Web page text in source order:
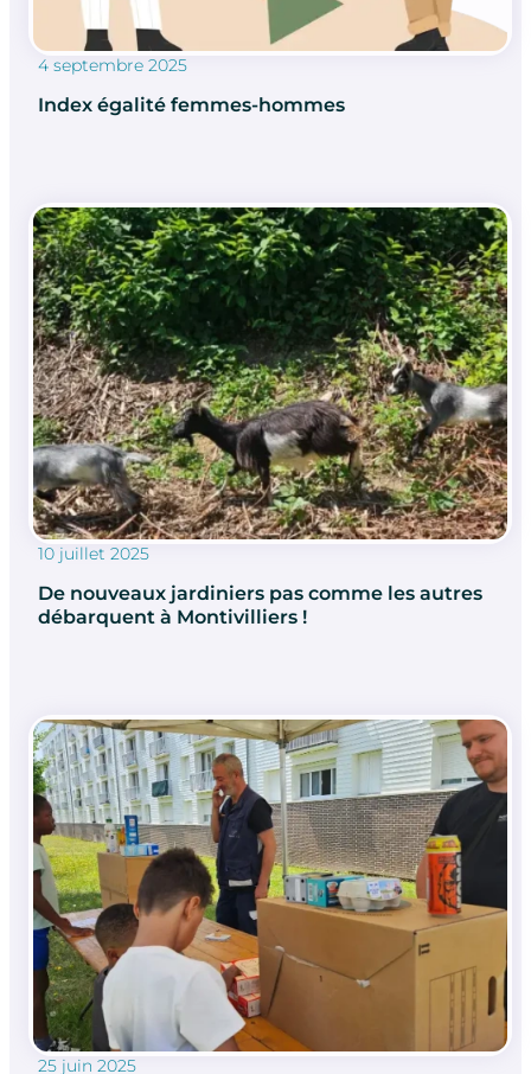
4 septembre 2025
Index égalité femmes-hommes
10 juillet 2025
De nouveaux jardiniers pas comme les autres
débarquent à Montivilliers !
25 juin 2025